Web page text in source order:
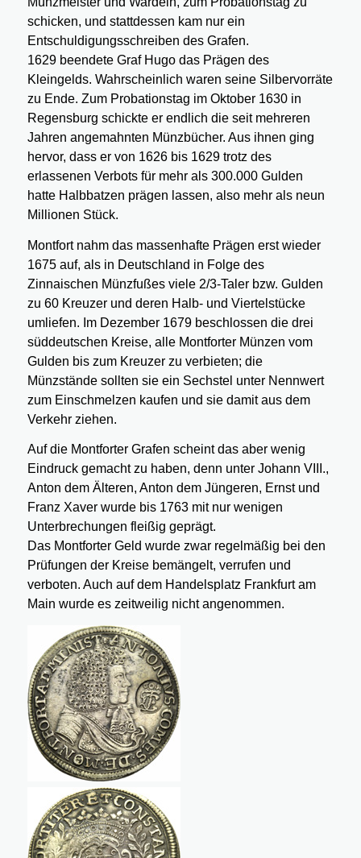
schicken, und stattdessen kam nur ein
Entschuldigungsschreiben des Grafen.
1629 beendete Graf Hugo das Prägen des
Kleingelds. Wahrscheinlich waren seine Silbervorräte
zu Ende. Zum Probationstag im Oktober 1630 in
Regensburg schickte er endlich die seit mehreren
Jahren angemahnten Münzbücher. Aus ihnen ging
hervor, dass er von 1626 bis 1629 trotz des
erlassenen Verbots für mehr als 300.000 Gulden
hatte Halbbatzen prägen lassen, also mehr als neun
Millionen Stück.
Montfort nahm das massenhafte Prägen erst wieder
1675 auf, als in Deutschland in Folge des
Zinnaischen Münzfußes viele 2/3-Taler bzw. Gulden
zu 60 Kreuzer und deren Halb- und Viertelstücke
umliefen. Im Dezember 1679 beschlossen die drei
süddeutschen Kreise, alle Montforter Münzen vom
Gulden bis zum Kreuzer zu verbieten; die
Münzstände sollten sie ein Sechstel unter Nennwert
zum Einschmelzen kaufen und sie damit aus dem
Verkehr ziehen.
Auf die Montforter Grafen scheint das aber wenig
Eindruck gemacht zu haben, denn unter Johann VIII.,
Anton dem Älteren, Anton dem Jüngeren, Ernst und
Franz Xaver wurde bis 1763 mit nur wenigen
Unterbrechungen fleißig geprägt.
Das Montforter Geld wurde zwar regelmäßig bei den
Prüfungen der Kreise bemängelt, verrufen und
verboten. Auch auf dem Handelsplatz Frankfurt am
Main wurde es zeitweilig nicht angenommen.